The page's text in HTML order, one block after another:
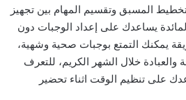
المسبق وتقسيم المهام بين تجهيز
يساعدك على إعداد الوجبات دون
يمكنك التمتع بوجبات صحية وشهية،
والعبادة خلال الشهر الكريم، للتعرف
على تنظيم الوقت اثناء تحضير